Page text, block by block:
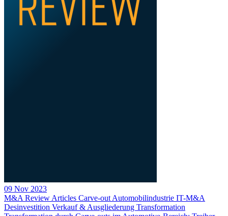
09 Nov 2023
M&A Review Articles Carve-out Automobilindustrie IT-M&A
Desinvestition Verkauf & Ausgliederung Transformation